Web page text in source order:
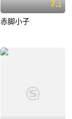
7.1
赤脚小子